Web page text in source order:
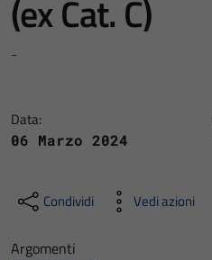
(ex Cat. C)
-
Data:
06 Marzo 2024
Condividi Vedi azioni
Argomenti